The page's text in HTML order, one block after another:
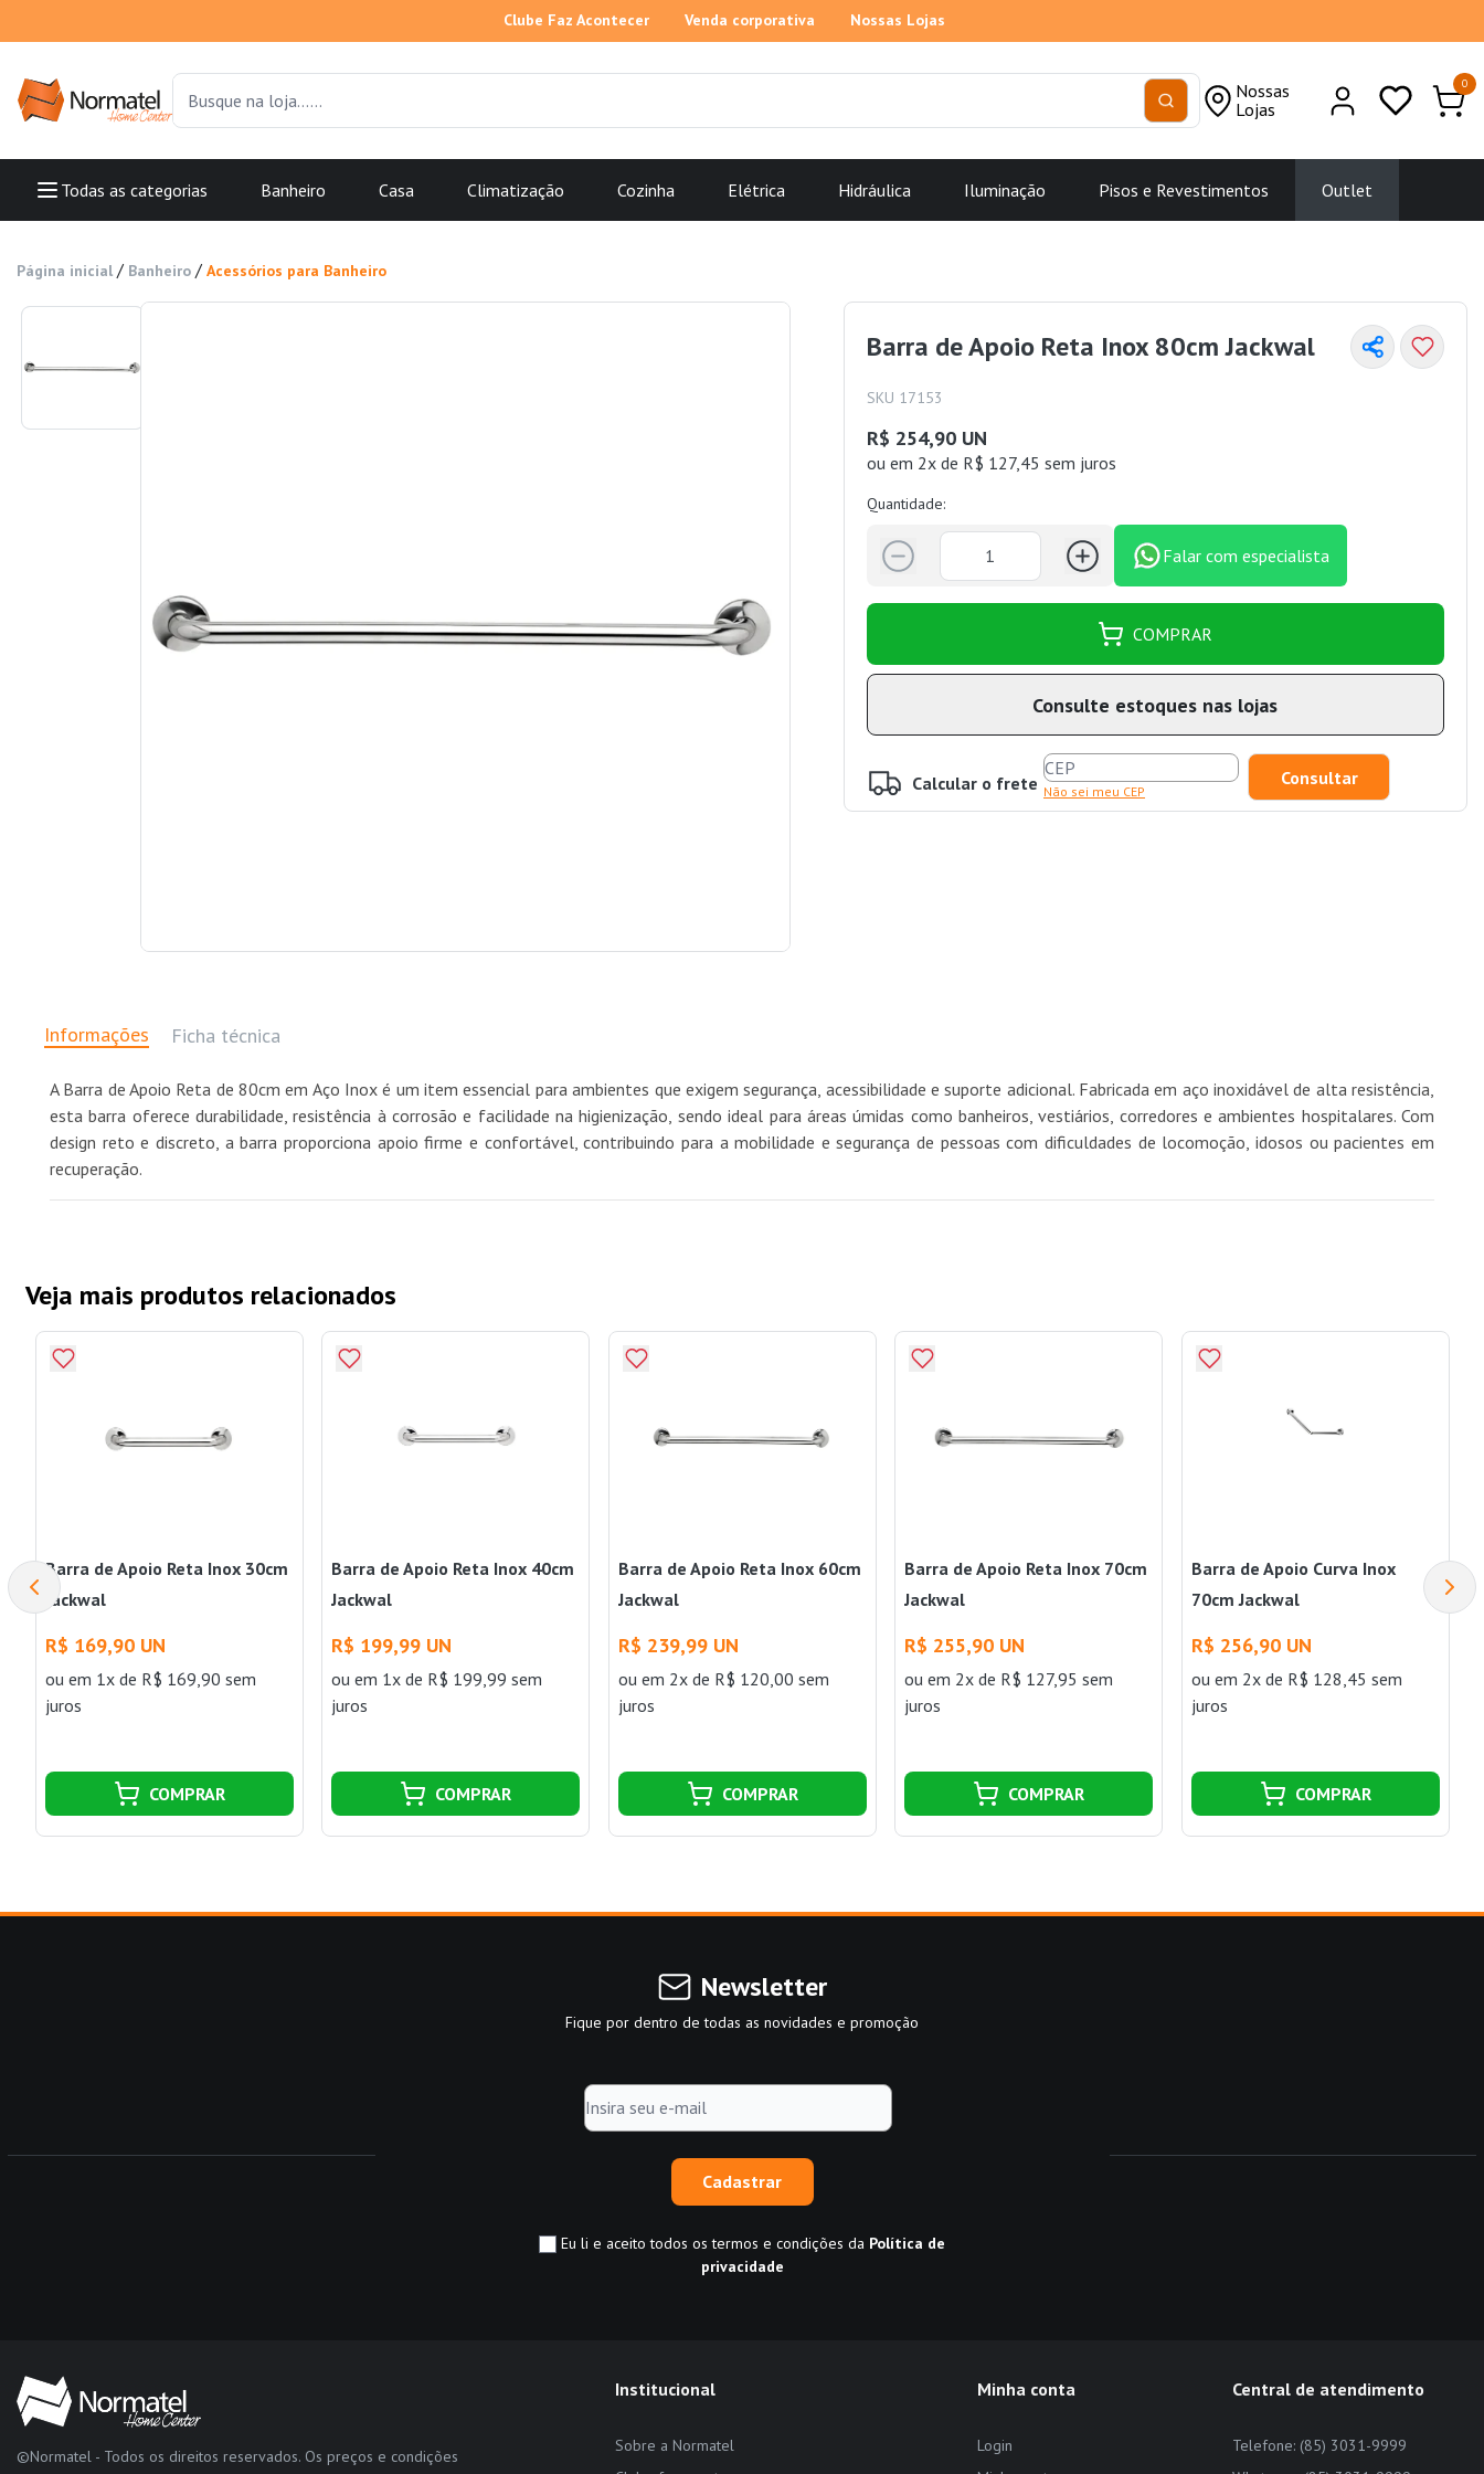
Clube Faz Acontecer Venda corporativa Nossas Lojas
Nossas
Lojas
0
Todas as categorias Banheiro Casa Climatização Cozinha Elétrica Hidráulica Iluminação Pisos e Revestimentos Outlet
Página inicial / Banheiro / Acessórios para Banheiro
Barra de Apoio Reta Inox 80cm Jackwal
SKU 17153
R$ 254,90 UN
ou em 2x de R$ 127,45 sem juros
Quantidade:
Falar com especialista
COMPRAR
Consulte estoques nas lojas
Calcular o frete Não sei meu CEP
Informações Ficha técnica
A Barra de Apoio Reta de 80cm em Aço Inox é um item essencial para ambientes que exigem segurança, acessibilidade e suporte adicional. Fabricada em aço inoxidável de alta resistência,
esta barra oferece durabilidade, resistência à corrosão e facilidade na higienização, sendo ideal para áreas úmidas como banheiros, vestiários, corredores e ambientes hospitalares. Com
design reto e discreto, a barra proporciona apoio firme e confortável, contribuindo para a mobilidade e segurança de pessoas com dificuldades de locomoção, idosos ou pacientes em
recuperação.
Veja mais produtos relacionados
Barra de Apoio Reta Inox 30cm
Jackwal
R$ 169,90 UN
ou em 1x de R$ 169,90 sem
juros
COMPRAR
Barra de Apoio Reta Inox 40cm
Jackwal
R$ 199,99 UN
ouem 1x de R$ 199,99 sem
juros
COMPRAR
Barra de Apoio Reta Inox 60cm
Jackwal
R$ 239,99 UN
ou em 2x de R$ 120,00 sem
juros
COMPRAR
Barra de Apoio Reta Inox 70cm
Jackwal
R$ 255,90 UN
ouem 2x de R$ 127,95 sem
juros
COMPRAR
Barra de Apoio Curva Inox
70cm Jackwal
R$ 256,90 UN
ou em 2x de R$ 128,45 sem
juros
COMPRAR
Newsletter
Fique por dentro de todas as novidades e promoção
Cadastrar
Eu li e aceito todos os termos e condições da Política de
privacidade
©Normatel - Todos os direitos reservados. Os preços e condições
Institucional
Sobre a Normatel
Minha conta
Login
Central de atendimento
Telefone: (85) 3031-9999